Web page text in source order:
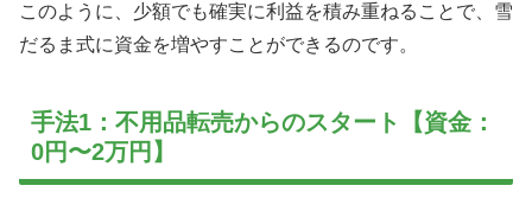
このように、少額でも確実に利益を積み重ねることで、雪
だるま式に資金を増やすことができるのです。
手法1：不用品転売からのスタート【資金：
0円〜2万円】